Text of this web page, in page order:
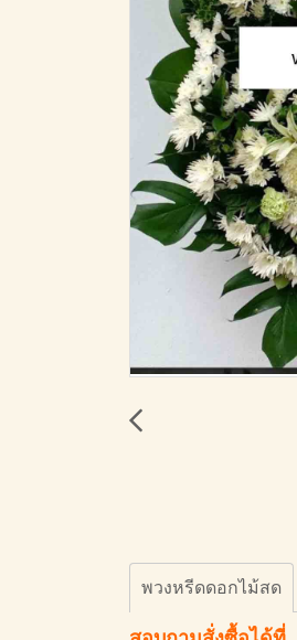
พวงหรีดดอกไม้สด